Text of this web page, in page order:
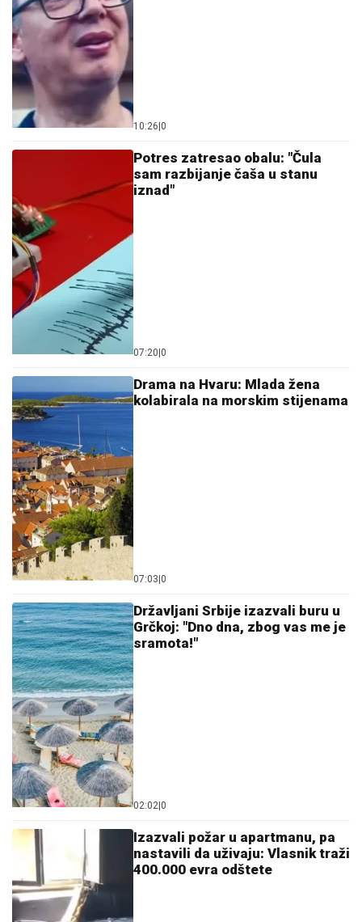
10:26 0
Potres zatresao obalu: "Čula
sam razbijanje čaša u stanu
iznad"
07:20 0
Drama na Hvaru: Mlada žena
kolabirala na morskim stijenama
07:03 0
Državljani Srbije izazvali buru u
Grčkoj: "Dno dna, zbog vas me je
sramota!"
02:02 0
Izazvali požar u apartmanu, pa
nastavili da uživaju: Vlasnik traži
400.000 evra odštete